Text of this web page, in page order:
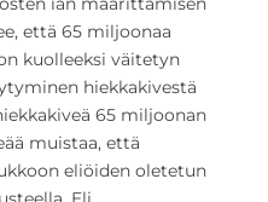
että 65 miljoonaa
kuolleeksi väitetyn
hiekkakivestä
65 miljoonan
muistaa, että
eliöiden oletetun